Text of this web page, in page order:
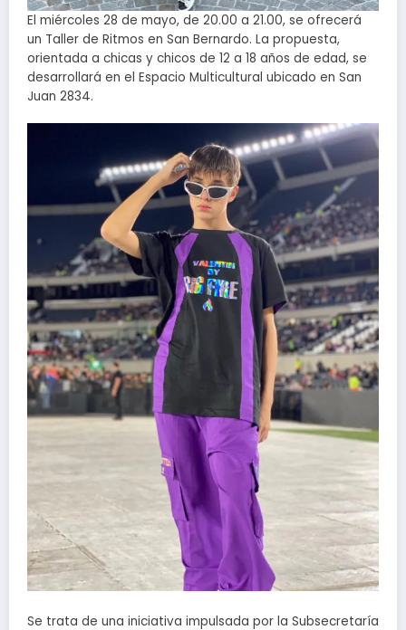
El miércoles 28 de mayo, de 20.00 a 21.00, se ofrecerá
un Taller de Ritmos en San Bernardo. La propuesta,
orientada a chicas y chicos de 12 a 18 años de edad, se
desarrollará en el Espacio Multicultural ubicado en San
Juan 2834.
Se trata de una iniciativa impulsada por la Subsecretaría